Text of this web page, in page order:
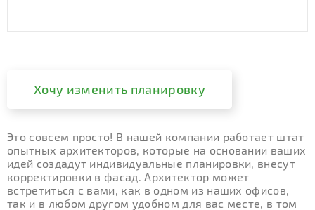
Хочу изменить планировку
Это совсем просто! В нашей компании работает штат
опытных архитекторов, которые на основании ваших
идей создадут индивидуальные планировки, внесут
корректировки в фасад. Архитектор может
встретиться с вами, как в одном из наших офисов,
так и в любом другом удобном для вас месте, в том